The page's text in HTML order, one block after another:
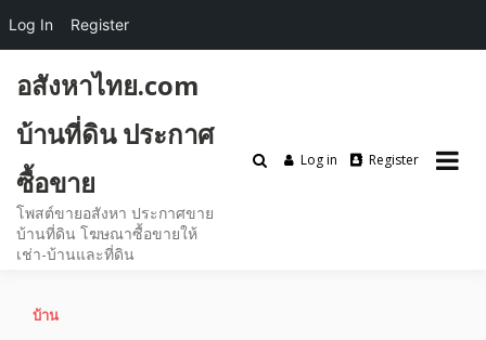
content
อสังหาไทย.com
บ้านที่ดิน ประกาศ
ซื้อขาย
โพสต์ขายอสังหา ประกาศขาย
บ้านที่ดิน โฆษณาซื้อขายให้
เช่า-บ้านและที่ดิน
Log in Register
บ้าน
Log In Register